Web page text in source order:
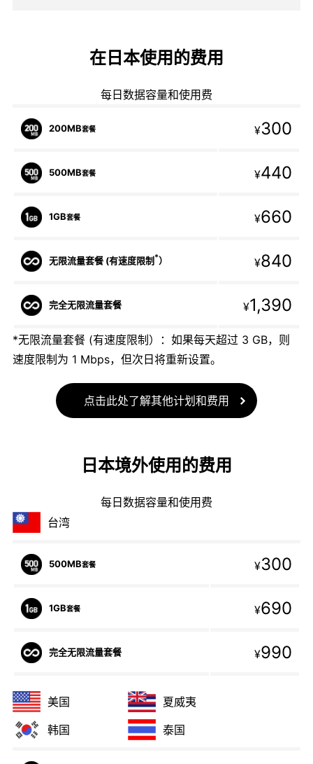
在日本使用的费用
每日数据容量和使用费
200MB套餐 ¥300
500MB套餐 ¥440
1GB套餐 ¥660
无限流量套餐 (有速度限制 *） ¥840
完全无限流量套餐 ¥1,390
*无限流量套餐 (有速度限制）：如果每天超过 3 GB，则
速度限制为 1 Mbps，但次日将重新设置。
点击此处了解其他计划和费用
日本境外使用的费用
每日数据容量和使用费
台湾
500MB套餐 ¥300
1GB套餐 ¥690
完全无限流量套餐 ¥990
美国
夏威夷
韩国
泰国